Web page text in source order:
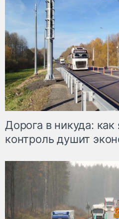
Дорога в никуда: как
контроль душит